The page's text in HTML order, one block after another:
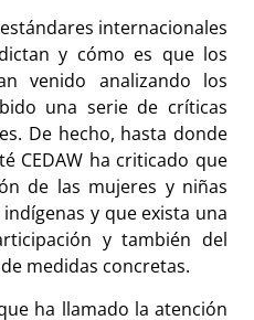
internacionales
y cómo es que los
venido analizando los
una serie de críticas
De hecho, hasta donde
CEDAW ha criticado que
de las mujeres y niñas
y que exista una
y también del
medidas concretas.
ha llamado la atención